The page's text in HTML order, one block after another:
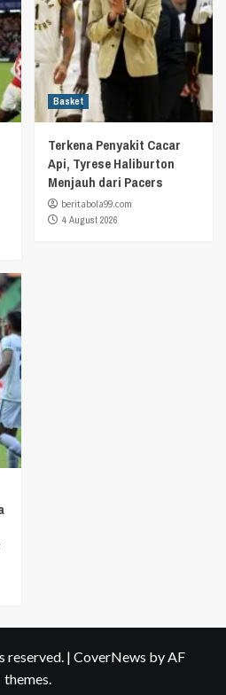
Basket
Terkena Penyakit Cacar
Api, Tyrese Haliburton
Menjauh dari Pacers
beritabola99.com
4 August 2026
reserved. | CoverNews by AF
themes.